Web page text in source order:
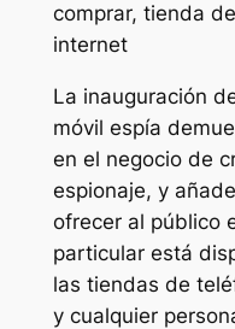
comprar, tienda
internet
La inauguración
móvil espía
en el negocio de
espionaje, y
ofrecer al público
particular está
las tiendas de
y cualquier